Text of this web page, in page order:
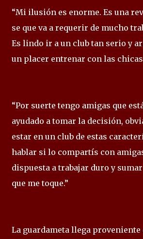
“Mi ilusión es enorme. Es una
se que va a requerir de mucho
Es lindo ir a un club tan serio y
un placer entrenar con las
“Por suerte tengo amigas que
ayudado a tomar la decisión,
estar en un club de estas
hablar si lo compartís con
dispuesta a trabajar duro y
que me toque.”
La guardameta llega